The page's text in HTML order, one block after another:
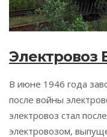
Электровоз
В июне 1946 года
после войны
электровоз стал
электровозом,